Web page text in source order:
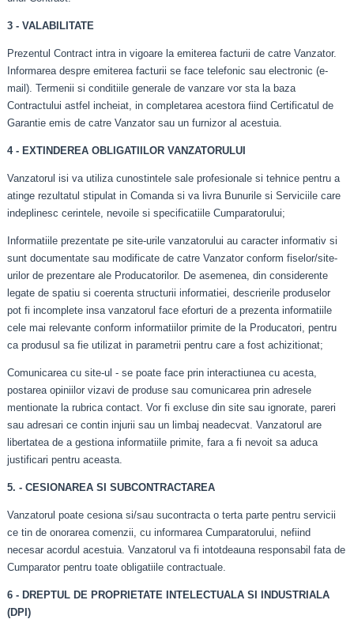
3 - VALABILITATE
Prezentul Contract intra in vigoare la emiterea facturii de catre Vanzator.
Informarea despre emiterea facturii se face telefonic sau electronic (e-
mail). Termenii si conditiile generale de vanzare vor sta la baza
Contractului astfel incheiat, in completarea acestora fiind Certificatul de
Garantie emis de catre Vanzator sau un furnizor al acestuia.
4 - EXTINDEREA OBLIGATIILOR VANZATORULUI
Vanzatorul isi va utiliza cunostintele sale profesionale si tehnice pentru a
atinge rezultatul stipulat in Comanda si va livra Bunurile si Serviciile care
indeplinesc cerintele, nevoile si specificatiile Cumparatorului;
Informatiile prezentate pe site-urile vanzatorului au caracter informativ si
sunt documentate sau modificate de catre Vanzator conform fiselor/site-
urilor de prezentare ale Producatorilor. De asemenea, din considerente
legate de spatiu si coerenta structurii informatiei, descrierile produselor
pot fi incomplete insa vanzatorul face eforturi de a prezenta informatiile
cele mai relevante conform informatiilor primite de la Producatori, pentru
ca produsul sa fie utilizat in parametrii pentru care a fost achizitionat;
Comunicarea cu site-ul - se poate face prin interactiunea cu acesta,
postarea opiniilor vizavi de produse sau comunicarea prin adresele
mentionate la rubrica contact. Vor fi excluse din site sau ignorate, pareri
sau adresari ce contin injurii sau un limbaj neadecvat. Vanzatorul are
libertatea de a gestiona informatiile primite, fara a fi nevoit sa aduca
justificari pentru aceasta.
5. - CESIONAREA SI SUBCONTRACTAREA
Vanzatorul poate cesiona si/sau sucontracta o terta parte pentru servicii
ce tin de onorarea comenzii, cu informarea Cumparatorului, nefiind
necesar acordul acestuia. Vanzatorul va fi intotdeauna responsabil fata de
Cumparator pentru toate obligatiile contractuale.
6 - DREPTUL DE PROPRIETATE INTELECTUALA SI INDUSTRIALA
(DPI)